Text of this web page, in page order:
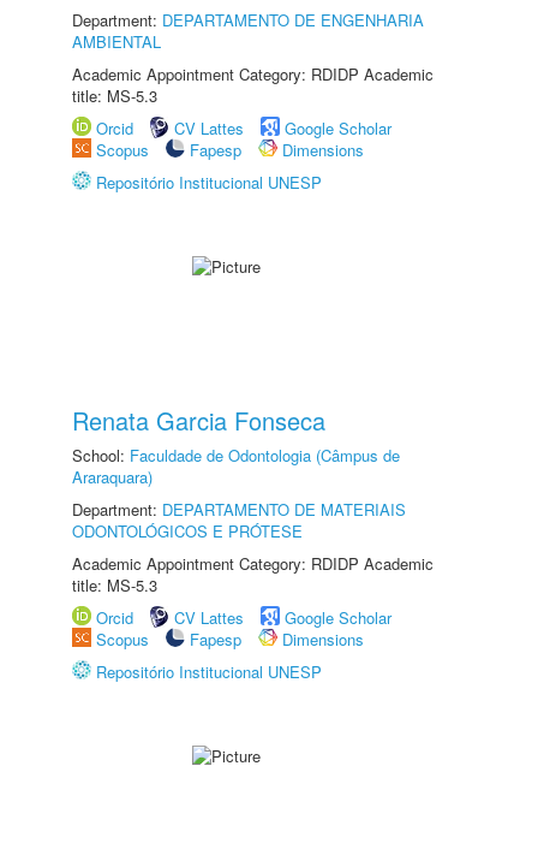
Department: DEPARTAMENTO DE ENGENHARIA
AMBIENTAL
Academic Appointment Category: RDIDP Academic
title: MS-5.3
Orcid
CV Lattes
Google Scholar
Scopus
Fapesp
Dimensions
Repositório Institucional UNESP
Renata Garcia Fonseca
School: Faculdade de Odontologia (Câmpus de
Araraquara)
Department: DEPARTAMENTO DE MATERIAIS
ODONTOLÓGICOS E PRÓTESE
Academic Appointment Category: RDIDP Academic
title: MS-5.3
Orcid
CV Lattes
Google Scholar
Scopus
Fapesp
Dimensions
Repositório Institucional UNESP